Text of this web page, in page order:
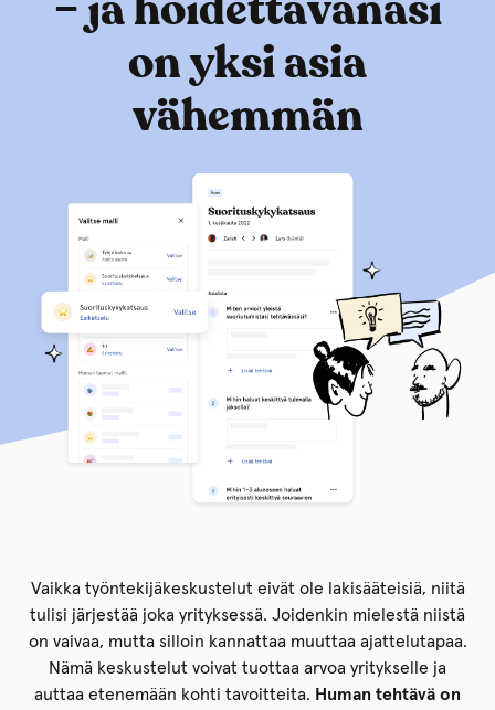
– ja hoidettavanasi
on yksi asia
vähemmän
Vaikka työntekijäkeskustelut eivät ole lakisääteisiä, niitä
tulisi järjestää joka yrityksessä. Joidenkin mielestä niistä
on vaivaa, mutta silloin kannattaa muuttaa ajattelutapaa.
Nämä keskustelut voivat tuottaa arvoa yritykselle ja
auttaa etenemään kohti tavoitteita. Human tehtävä on